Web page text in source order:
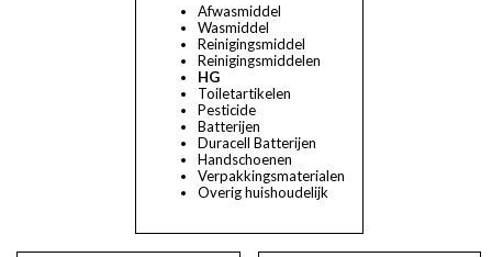
Afwasmiddel
Wasmiddel
Reinigingsmiddel
Reinigingsmiddelen
HG
Toiletartikelen
Pesticide
Batterijen
Duracell Batterijen
Handschoenen
Verpakkingsmaterialen
Overig huishoudelijk